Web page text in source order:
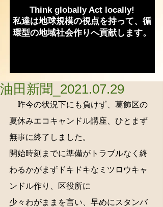
Think globally Act locally!
私達は地球規模の視点を持って、循
環型の地域社会作りへ貢献します。
油田新聞_2021.07.29
昨今の状況下にも負けず、葛飾区の
夏休みエコキャンドル講座、ひとまず
無事に終了しました。
開始時刻までに準備がトラブルなく終
わるかがまずドキドキなミツロウキャ
ンドル作り、区役所に
少々わがままを言い、早めにスタンバ